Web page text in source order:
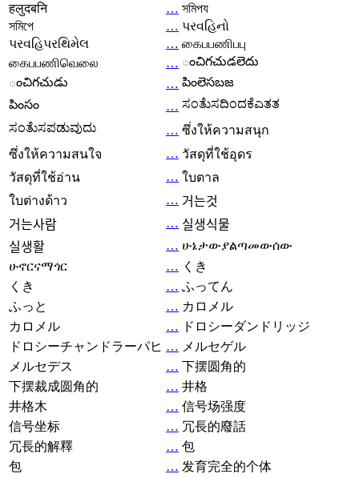
हलुदबनि
… সমিপয
সমিপে
… પરવહિનો
પરવહિપરથિમેલ
… கைபபணிபபு
கைபபணிவெலை
… ంచిగచుడలెదు
ంచిగచుడు
… పింలెసబజ
పింసం
… ಸಂತೆುಸದಿಂದಕೆಎತತ
ಸಂತೆುಸಪಡುವುದು
… ซึ่งให้ความสนุก
ซึ่งให้ความสนใจ
… วัสดุที่ใช้อุดร
วัสดุที่ใช้อ่าน
… ใบตาล
ใบต่างด้าว
… 거는것
거는사람
… 실생식물
실생활
… ሁኔታውያልጣመውሰው
ሁኖርናማጎር
… くき
くき
… ふってん
ふっと
… カロメル
カロメル
… ドロシーダンドリッジ
ドロシーチャンドラーパヒ … メルセゲル
メルセデス
… 下摆圆角的
下摆裁成圆角的
… 井格
井格木
… 信号场强度
信号坐标
… 冗長的廢話
冗長的解釋
… 包
包
… 发育完全的个体